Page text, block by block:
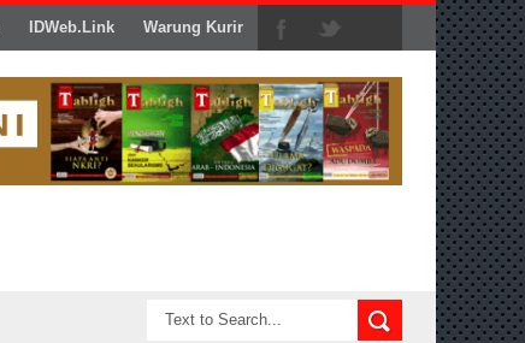
IDWeb.Link Warung Kurir